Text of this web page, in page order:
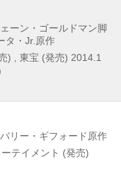
ーン・ゴールドマン脚
タ・Jr.原作
) , 東宝 (発売) 2014.1
リー・ギフォード原作
テイメント (発売)